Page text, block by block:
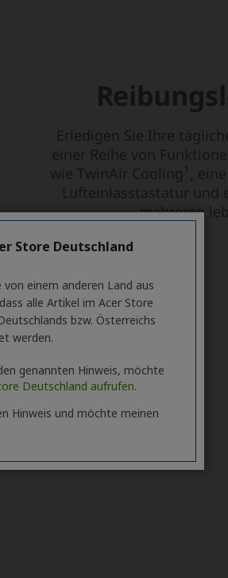
Store Deutschland
einem anderen Land aus
alle Artikel im Acer Store
bzw. Österreichs
werden.
genannten Hinweis, möchte
Deutschland aufrufen.
Hinweis und möchte meinen